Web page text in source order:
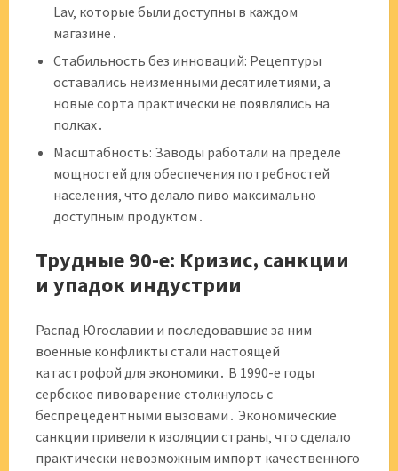
Lav‚ которые были доступны в каждом
магазине․
Стабильность без инноваций: Рецептуры
оставались неизменными десятилетиями‚ а
новые сорта практически не появлялись на
полках․
Масштабность: Заводы работали на пределе
мощностей для обеспечения потребностей
населения‚ что делало пиво максимально
доступным продуктом․
Трудные 90-е: Кризис‚ санкции
и упадок индустрии
Распад Югославии и последовавшие за ним
военные конфликты стали настоящей
катастрофой для экономики․ В 1990-е годы
сербское пивоварение столкнулось с
беспрецедентными вызовами․ Экономические
санкции привели к изоляции страны‚ что сделало
практически невозможным импорт качественного